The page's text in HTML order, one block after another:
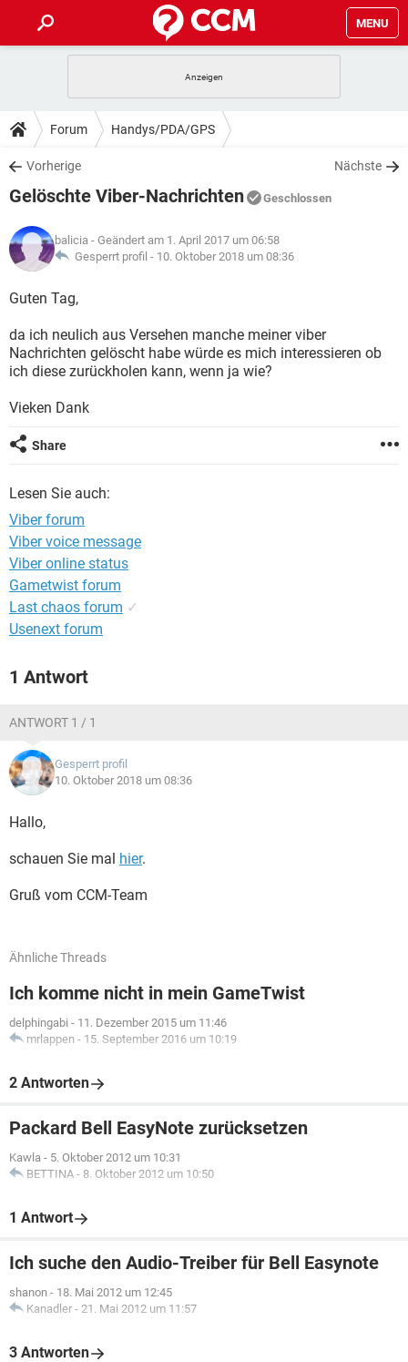
MENU
ANDROID IOS
WINDOWS 10
WHATSAPP TIKTOK
FACEBOOK
TIPPS & TRICKS
SPIELE STREAMING
WHATSAPP TIKTOK
FACEBOOK
DOWNLOADS
SPIELE STREAMING
ANDROID
WINDOWS 10 INSTAGRAM
WHATSAPP
SPIELE STREAMING
ANDROID
WINDOWS 10
WHATSAPP TIKTOK
FACEBOOK HARDWARE
LEXIKON
SPIELE
WINDOWS 10 INSTAGRAM
TIKTOK
FACEBOOK
Forum Handys/PDA/GPS
Vorherige Nächste
Gelöschte Viber-Nachrichten Geschlossen
balicia - Geändert am 1. April 2017 um 06:58
Gesperrt profil - 10. Oktober 2018 um 08:36
Guten Tag,
da ich neulich aus Versehen manche meiner viber
Nachrichten gelöscht habe würde es mich interessieren ob
ich diese zurückholen kann, wenn ja wie?
Vieken Dank
Share
Lesen Sie auch:
Viber forum
Viber voice message
Viber online status
Gametwist forum
Last chaos forum ✓
Usenext forum
1 Antwort
ANTWORT 1 / 1
Gesperrt profil
10. Oktober 2018 um 08:36
Hallo,
schauen Sie mal hier.
Gruß vom CCM-Team
Ähnliche Threads
Ich komme nicht in mein GameTwist
delphingabi - 11. Dezember 2015 um 11:46
mrlappen - 15. September 2016 um 10:19
2 Antworten
Packard Bell EasyNote zurücksetzen
Kawla - 5. Oktober 2012 um 10:31
BETTINA - 8. Oktober 2012 um 10:50
1 Antwort
Ich suche den Audio-Treiber für Bell Easynote
shanon - 18. Mai 2012 um 12:45
Kanadler - 21. Mai 2012 um 11:57
3 Antworten